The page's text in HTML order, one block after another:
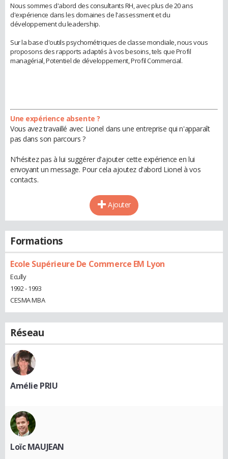
Nous sommes d'abord des consultants RH, avec plus de 20 ans
d'expérience dans les domaines de l'assessment et du
développement du leadership.
Sur la base d'outils psychométriques de classe mondiale, nous vous
proposons des rapports adaptés à vos besoins, tels que Profil
managérial, Potentiel de développement, Profil Commercial.
Une expérience absente ?
Vous avez travaillé avec Lionel dans une entreprise qui n'apparaît
pas dans son parcours ?
N'hésitez pas à lui suggérer d'ajouter cette expérience en lui
envoyant un message. Pour cela ajoutez d'abord Lionel à vos
contacts.
Ajouter
Formations
Ecole Supérieure De Commerce EM Lyon
Ecully
1992 - 1993
CESMA MBA
Réseau
Amélie PRIU
Loïc MAUJEAN